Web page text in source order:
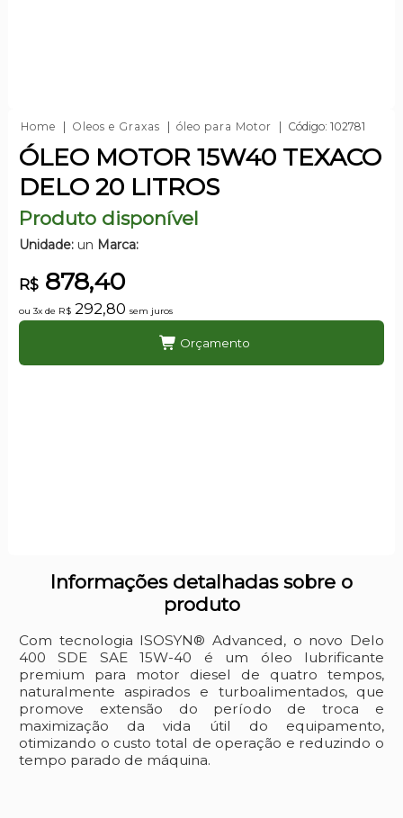
Home Oleos e Graxas óleo para Motor Código: 102781
ÓLEO MOTOR 15W40 TEXACO
DELO 20 LITROS
Produto disponível
Unidade:un Marca:
R$878,40
ou 3x de R$292,80 sem juros
Orçamento
Informações detalhadas sobre o
produto
Com tecnologia ISOSYN® Advanced, o novo Delo
400 SDE SAE 15W-40 é um óleo lubrificante
premium para motor diesel de quatro tempos,
naturalmente aspirados e turboalimentados, que
promove extensão do período de troca e
maximização da vida útil do equipamento,
otimizando o custo total de operação e reduzindo o
tempo parado de máquina.